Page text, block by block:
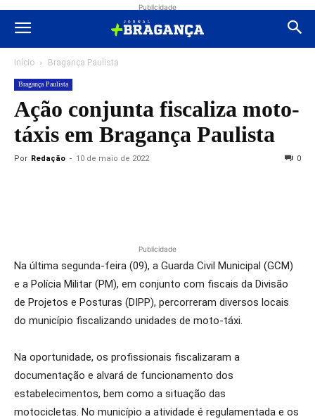
Publicidade
Início Bragança Paulista
Bragança Paulista
Ação conjunta fiscaliza moto-
táxis em Bragança Paulista
Por Redação - 10 de maio de 2022 0
Publicidade
Na última segunda-feira (09), a Guarda Civil Municipal (GCM)
e a Polícia Militar (PM), em conjunto com fiscais da Divisão
de Projetos e Posturas (DIPP), percorreram diversos locais
do município fiscalizando unidades de moto-táxi.
Na oportunidade, os profissionais fiscalizaram a
documentação e alvará de funcionamento dos
estabelecimentos, bem como a situação das
motocicletas. No município a atividade é regulamentada e os